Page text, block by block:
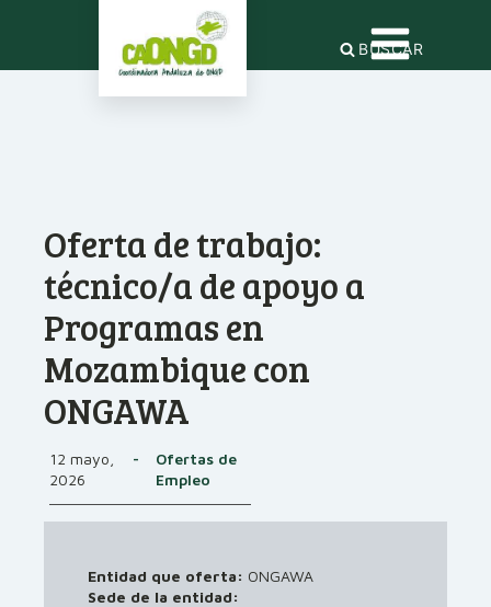
BUSCAR
Oferta de trabajo:
técnico/a de apoyo a
Programas en
Mozambique con
ONGAWA
12 mayo,
2026
-
Ofertas de
Empleo
Entidad que oferta: ONGAWA
Sede de la entidad: